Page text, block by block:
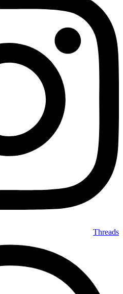
Threads